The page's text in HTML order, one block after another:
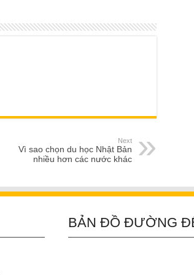
Next
Vì sao chọn du học Nhật Bản
nhiều hơn các nước khác
BẢN ĐỒ ĐƯỜNG